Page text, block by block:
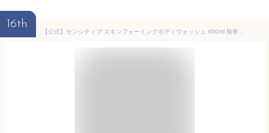
16th
【公式】センシティブ スキンフォーミングボディウォッシュ 400ml 無香料 | アレルギー対応 弱酸性 低刺激 ボディケア ボディソープ ボディウォッシュ 乾燥肌 敏感肌 肌荒れ 保湿 | OSAJI オサジ 公式ショップ 正規品